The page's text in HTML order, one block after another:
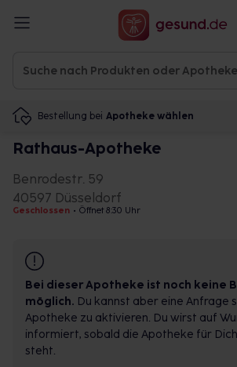
Bestellung bei Apotheke wählen
Rathaus-Apotheke
Benrodestr. 59
40597 Düsseldorf
Geschlossen • Öffnet 8:30 Uhr
Bei dieser Apotheke ist noch keine
möglich. Du kannst aber eine Anfrage
Apotheke zu aktivieren. Du wirst auf
informiert, sobald die Apotheke für
steht.